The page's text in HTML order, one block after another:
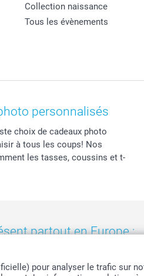
pour analyser le trafic sur
Collection naissance
Tous les évènements
personnalisés
choix de cadeaux photo
à tous les coups! Nos
les tasses, coussins et t-
partout en Europe :